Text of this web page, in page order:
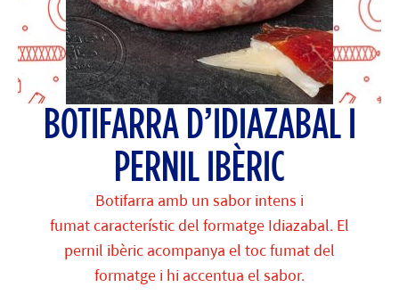
BOTIFARRA D’IDIAZABAL I
PERNIL IBÈRIC
Botifarra amb un sabor intens i
fumat característic del formatge Idiazabal. El
pernil ibèric acompanya el toc fumat del
formatge i hi accentua el sabor.